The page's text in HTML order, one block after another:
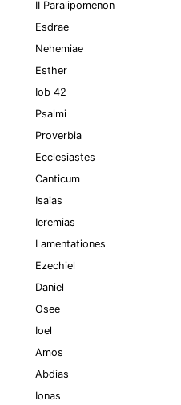
II Paralipomenon
Esdrae
Nehemiae
Esther
Iob 42
Psalmi
Proverbia
Ecclesiastes
Canticum
Isaias
Ieremias
Lamentationes
Ezechiel
Daniel
Osee
Ioel
Amos
Abdias
Ionas